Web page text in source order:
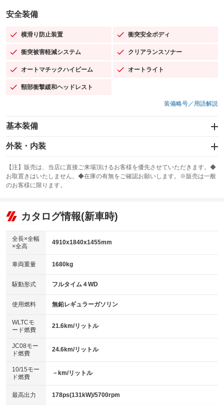
安全装備
横滑り防止装置
：装備あり 衝突安全ボディ
：装備あり
衝突被害軽減システム
：装備あり クリアランスソナー
：装備あり
オートマチックハイビーム
：装備あり オートライト
：装備あり
頸部衝撃緩和ヘッドレスト
：装備あり
装備略号／用語解説
基本装備
エアバッグ：運転席/助手席/サイド
：装備あり
：装備なし
サンルーフ
：装備なし ABS
リフトアップ
：装備なし
：装備なし
パワーウィンドウ
アイドリングストップ
：装備あり
USB入力端子
：装備あり
100V電源
：装備なし
センターデフロック
：装備なし
電動格納ミラー
：装備あり
外装・内装
カーナビ：DVDナビ
：装備あり
TV：フルセグ
：装備あり
ビジュアル：-／DVD再生
：装備あり
：装備あり
革シート
キーレス
HID(キセノンライト)
：装備なし
バックカメラ
：装備あり
エアロ
：装備なし
：装備なし
パワーシート
ベンチシート
：装備なし
チップアップシート
：装備なし
【注】販売は、当店に直接ご来場頂けるお客様を優先させていただきます。◆
お取置きはいたしません。◆在庫の有無をご確認お願いします。※販売は一般
のお客様に限ります。
カタログ情報(新車時)
全長×全幅
×全高
4910x1840x1455mm
車両重量 1680kg
駆動形式 フルタイム４WD
使用燃料 無鉛レギュラーガソリン
WLTCモ
ード燃費
21.6km/リットル
JC08モー
ド燃費
24.6km/リットル
10/15モー
ド燃費
－km/リットル
最高出力 178ps(131kW)/5700rpm